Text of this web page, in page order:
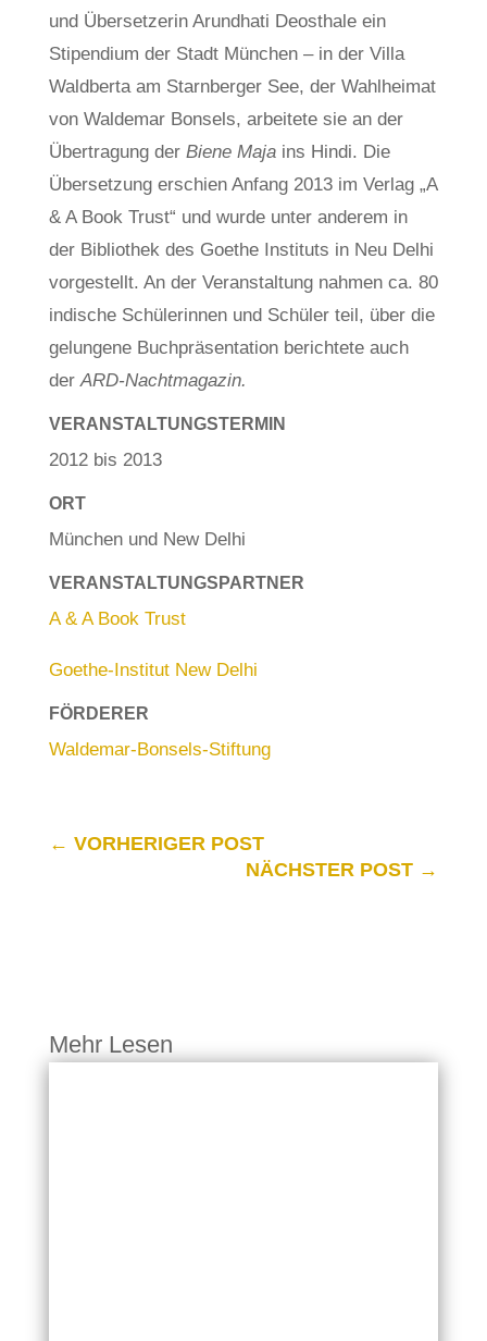
und Übersetzerin Arundhati Deosthale ein
Stipendium der Stadt München – in der Villa
Waldberta am Starnberger See, der Wahlheimat
von Waldemar Bonsels, arbeitete sie an der
Übertragung der Biene Majains Hindi. Die
Übersetzung erschien Anfang 2013 im Verlag „A
& A Book Trust“ und wurde unter anderem in
der Bibliothek des Goethe Instituts in Neu Delhi
vorgestellt. An der Veranstaltung nahmen ca. 80
indische Schülerinnen und Schüler teil, über die
gelungene Buchpräsentation berichtete auch
der ARD-Nachtmagazin.
VERANSTALTUNGSTERMIN
2012 bis 2013
ORT
München und New Delhi
VERANSTALTUNGSPARTNER
A & A Book Trust
Goethe-Institut New Delhi
FÖRDERER
Waldemar-Bonsels-Stiftung
← VORHERIGER POST
NÄCHSTER POST →
Mehr Lesen